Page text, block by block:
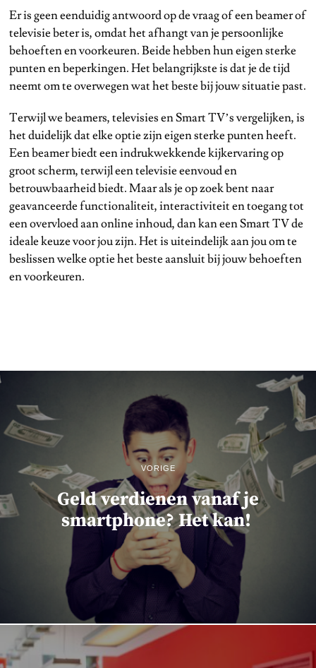
Er is geen eenduidig antwoord op de vraag of een beamer of
televisie beter is, omdat het afhangt van je persoonlijke
behoeften en voorkeuren. Beide hebben hun eigen sterke
punten en beperkingen. Het belangrijkste is dat je de tijd
neemt om te overwegen wat het beste bij jouw situatie past.
Terwijl we beamers, televisies en Smart TV’s vergelijken, is
het duidelijk dat elke optie zijn eigen sterke punten heeft.
Een beamer biedt een indrukwekkende kijkervaring op
groot scherm, terwijl een televisie eenvoud en
betrouwbaarheid biedt. Maar als je op zoek bent naar
geavanceerde functionaliteit, interactiviteit en toegang tot
een overvloed aan online inhoud, dan kan een Smart TV de
ideale keuze voor jou zijn. Het is uiteindelijk aan jou om te
beslissen welke optie het beste aansluit bij jouw behoeften
en voorkeuren.
VORIGE
Geld verdienen vanaf je
smartphone? Het kan!